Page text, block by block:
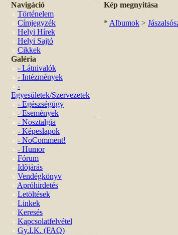
Navigáció
Történelem
Címjegyzék
Helyi Hírek
Helyi Sajtó
Cikkek
Galéria
- Látnivalók
- Intézmények
-
Egyesületek/Szervezetek
- Egészségügy
- Események
- Nosztalgia
- Képeslapok
- NoComment!
- Humor
Fórum
Idõjárás
Vendégkönyv
Apróhirdetés
Letöltések
Linkek
Keresés
Kapcsolatfelvétel
Gy.I.K. (FAQ)
Kép megnyitása
* Albumok >